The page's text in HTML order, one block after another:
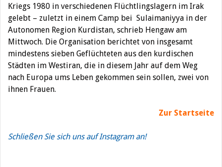
Kriegs 1980 in verschiedenen Flüchtlingslagern im Irak
gelebt – zuletzt in einem Camp bei Sulaimaniyya in der
Autonomen Region Kurdistan, schrieb Hengaw am
Mittwoch. Die Organisation berichtet von insgesamt
mindestens sieben Geflüchteten aus den kurdischen
Städten im Westiran, die in diesem Jahr auf dem Weg
nach Europa ums Leben gekommen sein sollen, zwei von
ihnen Frauen.
Zur Startseite
Schließen Sie sich uns auf Instagram an!